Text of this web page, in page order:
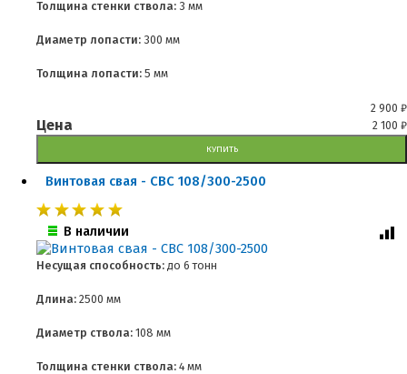
Толщина стенки ствола: 3 мм
Диаметр лопасти: 300 мм
Толщина лопасти: 5 мм
2 900 ₽
Цена 2 100 ₽
КУПИТЬ
Винтовая свая - СВС 108/300-2500
В наличии
Несущая способность: до 6 тонн
Длина: 2500 мм
Диаметр ствола: 108 мм
Толщина стенки ствола: 4 мм